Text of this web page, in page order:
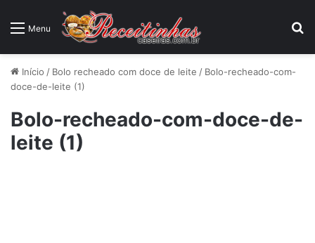
Menu
Início / Bolo recheado com doce de leite / Bolo-recheado-com-
doce-de-leite (1)
Bolo-recheado-com-doce-de-
leite (1)